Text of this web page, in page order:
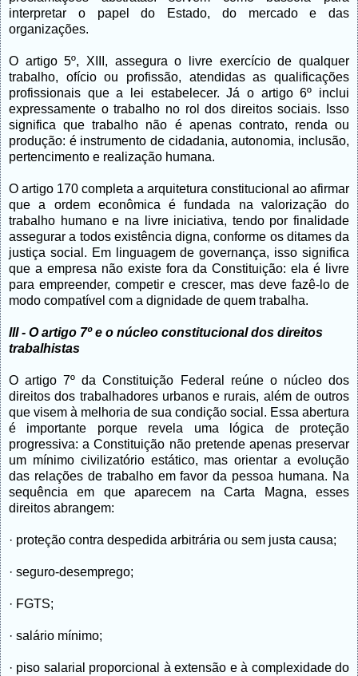
interpretar o papel do Estado, do mercado e das
organizações.
O artigo 5º, XIII, assegura o livre exercício de qualquer
trabalho, ofício ou profissão, atendidas as qualificações
profissionais que a lei estabelecer. Já o artigo 6º inclui
expressamente o trabalho no rol dos direitos sociais. Isso
significa que trabalho não é apenas contrato, renda ou
produção: é instrumento de cidadania, autonomia, inclusão,
pertencimento e realização humana.
O artigo 170 completa a arquitetura constitucional ao afirmar
que a ordem econômica é fundada na valorização do
trabalho humano e na livre iniciativa, tendo por finalidade
assegurar a todos existência digna, conforme os ditames da
justiça social. Em linguagem de governança, isso significa
que a empresa não existe fora da Constituição: ela é livre
para empreender, competir e crescer, mas deve fazê-lo de
modo compatível com a dignidade de quem trabalha.
III - O artigo 7º e o núcleo constitucional dos direitos
trabalhistas
O artigo 7º da Constituição Federal reúne o núcleo dos
direitos dos trabalhadores urbanos e rurais, além de outros
que visem à melhoria de sua condição social. Essa abertura
é importante porque revela uma lógica de proteção
progressiva: a Constituição não pretende apenas preservar
um mínimo civilizatório estático, mas orientar a evolução
das relações de trabalho em favor da pessoa humana. Na
sequência em que aparecem na Carta Magna, esses
direitos abrangem:
· proteção contra despedida arbitrária ou sem justa causa;
· seguro-desemprego;
· FGTS;
· salário mínimo;
· piso salarial proporcional à extensão e à complexidade do